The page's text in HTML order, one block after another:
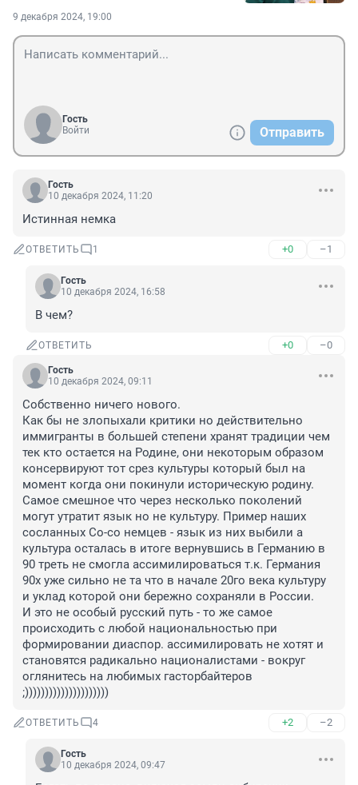
9 декабря 2024, 19:00
Гость
Войти
Отправить
Гость
10 декабря 2024, 11:20
Истинная немка
ОТВЕТИТЬ 1 +0 –1
Гость
10 декабря 2024, 16:58
В чем?
ОТВЕТИТЬ +0 –0
Гость
10 декабря 2024, 09:11
Собственно ничего нового.
Как бы не злопыхали критики но действительно
иммигранты в большей степени хранят традиции чем
тек кто остается на Родине, они некоторым образом
консервируют тот срез культуры который был на
момент когда они покинули историческую родину.
Самое смешное что через несколько поколений
могут утратит язык но не культуру. Пример наших
сосланных Со-со немцев - язык из них выбили а
культура осталась в итоге вернувшись в Германию в
90 треть не смогла ассимилироваться т.к. Германия
90х уже сильно не та что в начале 20го века культуру
и уклад которой они бережно сохраняли в России.
И это не особый русский путь - то же самое
происходить с любой национальностью при
формировании диаспор. ассимилировать не хотят и
становятся радикально националистами - вокруг
оглянитесь на любимых гасторбайтеров
;)))))))))))))))))))))
ОТВЕТИТЬ 4 +2 –2
Гость
10 декабря 2024, 09:47